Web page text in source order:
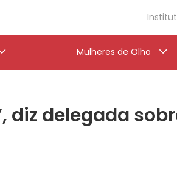
Mulheres de Olho
diz delegada